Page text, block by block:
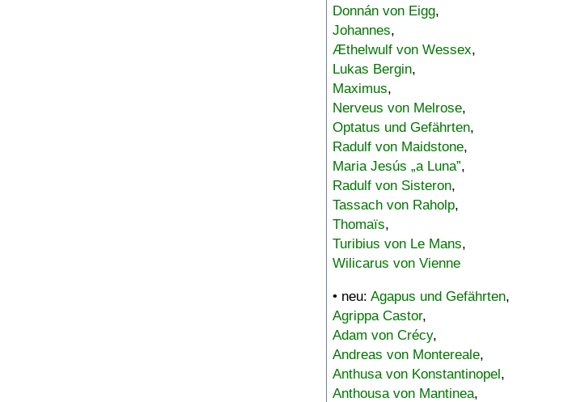
Donnán von Eigg,
Johannes,
Æthelwulf von Wessex,
Lukas Bergin,
Maximus,
Nerveus von Melrose,
Optatus und Gefährten,
Radulf von Maidstone,
Maria Jesús „a Luna”,
Radulf von Sisteron,
Tassach von Raholp,
Thomaïs,
Turibius von Le Mans,
Wilicarus von Vienne
• neu: Agapus und Gefährten,
Agrippa Castor,
Adam von Crécy,
Andreas von Montereale,
Anthusa von Konstantinopel,
Anthousa von Mantinea,